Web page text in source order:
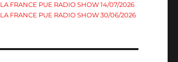
LA FRANCE PUE RADIO SHOW 14/07/2026
LA FRANCE PUE RADIO SHOW 30/06/2026